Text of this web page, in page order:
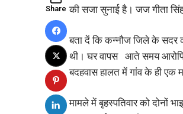
Share की सजा सुनाई है। जज गीता सिंह
बता दें कि कन्नौज जिले के सदर
थी। घर वापस आते समय
बदहवास हालत में गांव के ही एक
मामले में बृहस्पतिवार को दोनों